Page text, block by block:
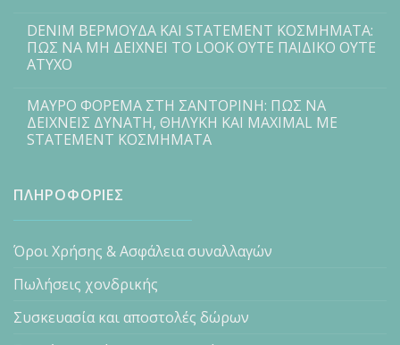
DENIM ΒΕΡΜΟΥΔΑ ΚΑΙ STATEMENT ΚΟΣΜΗΜΑΤΑ:
ΠΩΣ ΝΑ ΜΗ ΔΕΙΧΝΕΙ ΤΟ LOOK ΟΥΤΕ ΠΑΙΔΙΚΟ ΟΥΤΕ
ΑΤΥΧΟ
ΜΑΥΡΟ ΦΟΡΕΜΑ ΣΤΗ ΣΑΝΤΟΡΙΝΗ: ΠΩΣ ΝΑ
ΔΕΙΧΝΕΙΣ ΔΥΝΑΤΗ, ΘΗΛΥΚΗ ΚΑΙ MAXIMAL ΜΕ
STATEMENT ΚΟΣΜΗΜΑΤΑ
ΠΛΗΡΟΦΟΡΙΕΣ
Όροι Χρήσης & Ασφάλεια συναλλαγών
Πωλήσεις χονδρικής
Συσκευασία και αποστολές δώρων